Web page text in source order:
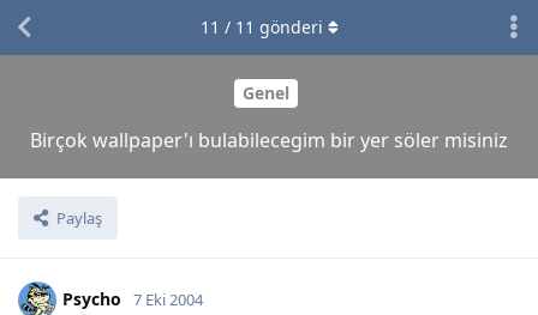
Genel
Birçok wallpaper'ı bulabilecegim bir yer söler misiniz
Paylaş
11 / 11 gönderi
Psycho 7 Eki 2004